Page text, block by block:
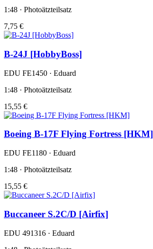
1:48 · Photoätzteilsatz
7,75 €
B-24J [HobbyBoss]
EDU FE1450 · Eduard
1:48 · Photoätzteilsatz
15,55 €
Boeing B-17F Flying Fortress [HKM]
EDU FE1180 · Eduard
1:48 · Photoätzteilsatz
15,55 €
Buccaneer S.2C/D [Airfix]
EDU 491316 · Eduard